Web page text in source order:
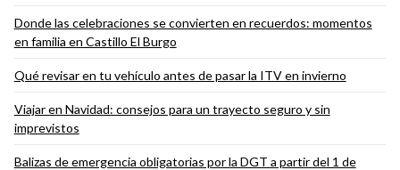
Donde las celebraciones se convierten en recuerdos: momentos
en familia en Castillo El Burgo
Qué revisar en tu vehículo antes de pasar la ITV en invierno
Viajar en Navidad: consejos para un trayecto seguro y sin
imprevistos
Balizas de emergencia obligatorias por la DGT a partir del 1 de